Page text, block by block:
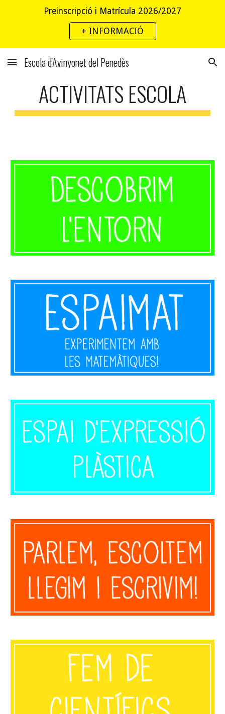
Skip to main content
Preinscripció i Matrícula 2026/2027
+ INFORMACIÓ
Escola d'Avinyonet del Penedès
ACTIVITATS ESCOLA